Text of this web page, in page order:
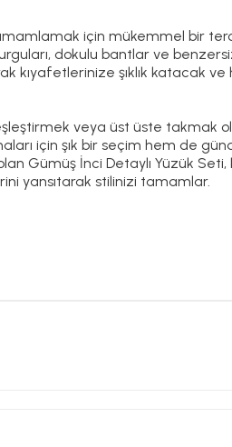
için mükemmel bir
dokulu bantlar ve
kıyafetlerinize şıklık katacak
veya üst üste takmak
için şık bir seçim hem de
Gümüş İnci Detaylı Yüzük Seti,
yansıtarak stilinizi tamamlar.